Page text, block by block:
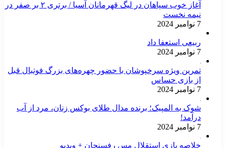
آغاز خوب سپاهان در لیگ قهرمانان آسیا / برتری ۲ بر صفر در
نیمه نخست
7 نوامبر 2024
ربیعی استعفا داد
7 نوامبر 2024
تمرین ویژه سرخپوشان با حضور چهره‌های بزرگ فوتبال قبل
از بازی حساس
7 نوامبر 2024
شوک به المپیک؛ برنده مدال طلای بوکس زنان، مرد از آب
درآمد!
7 نوامبر 2024
خلاصه بازی استقلال مس رفسنجان + ویدیو